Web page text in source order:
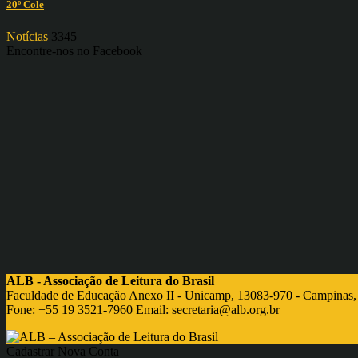
20º Cole
Notícias 3345
Encontre-nos no Facebook
ALB - Associação de Leitura do Brasil
Faculdade de Educação Anexo II - Unicamp, 13083-970 - Campinas,
Fone: +55 19 3521-7960 Email: secretaria@alb.org.br
Cadastrar Nova Conta